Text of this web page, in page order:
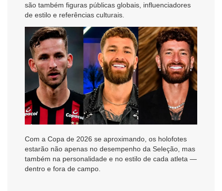
são também figuras públicas globais, influenciadores
de estilo e referências culturais.
Com a Copa de 2026 se aproximando, os holofotes
estarão não apenas no desempenho da Seleção, mas
também na personalidade e no estilo de cada atleta —
dentro e fora de campo.